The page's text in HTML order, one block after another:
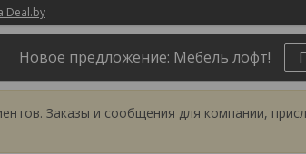
Deal.by
Новое предложение: Мебель лофт!
Заказы и сообщения для компании,